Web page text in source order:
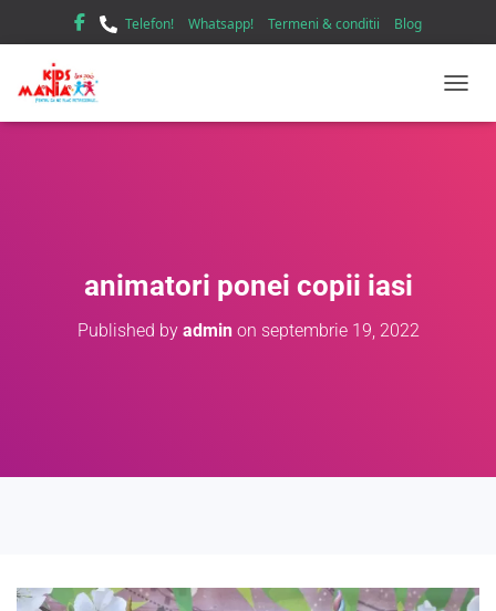
Telefon! Whatsapp! Termeni & conditii Blog
animatori ponei copii iasi
Published by adminon septembrie 19, 2022